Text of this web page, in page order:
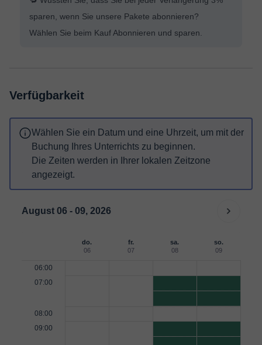
sparen, wenn Sie unsere Pakete abonnieren?
Wählen Sie beim Kauf Abonnieren und sparen.
Verfügbarkeit
Wählen Sie ein Datum und eine Uhrzeit, um mit der
Buchung Ihres Unterrichts zu beginnen.
Die Zeiten werden in Ihrer lokalen Zeitzone
angezeigt.
August 06 - 09, 2026
do.
06
fr.
07
sa.
08
so.
09
06:00
07:00
08:00
09:00